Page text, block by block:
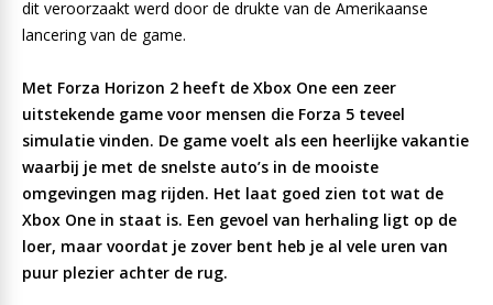
dit veroorzaakt werd door de drukte van de Amerikaanse
lancering van de game.
Met Forza Horizon 2 heeft de Xbox One een zeer
uitstekende game voor mensen die Forza 5 teveel
simulatie vinden. De game voelt als een heerlijke vakantie
waarbij je met de snelste auto’s in de mooiste
omgevingen mag rijden. Het laat goed zien tot wat de
Xbox One in staat is. Een gevoel van herhaling ligt op de
loer, maar voordat je zover bent heb je al vele uren van
puur plezier achter de rug.